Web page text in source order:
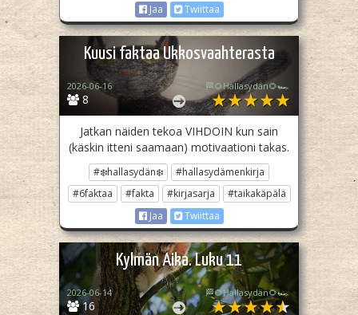
Jaa
Twiittaa
Kuusi faktaa Ukkosvaahterasta
8
2026-06-16 🏁🌻Hallasydän🌻🏎️
Jatkan näiden tekoa VIHDOIN kun sain
(käskin itteni saamaan) motivaationi takas.
#❄️hallasydän❄️
#hallasydämenkirja
#6faktaa
#fakta #kirjasarja
#taikakäpälä
Jaa
Twiittaa
Kylmän Aika. Luku 11
16
2026-06-14 🏁🌻Hallasydän🌻🏎️